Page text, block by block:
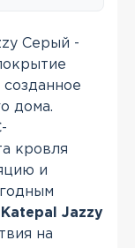
Серый -
дома.
кровля
и
Jazzy
на